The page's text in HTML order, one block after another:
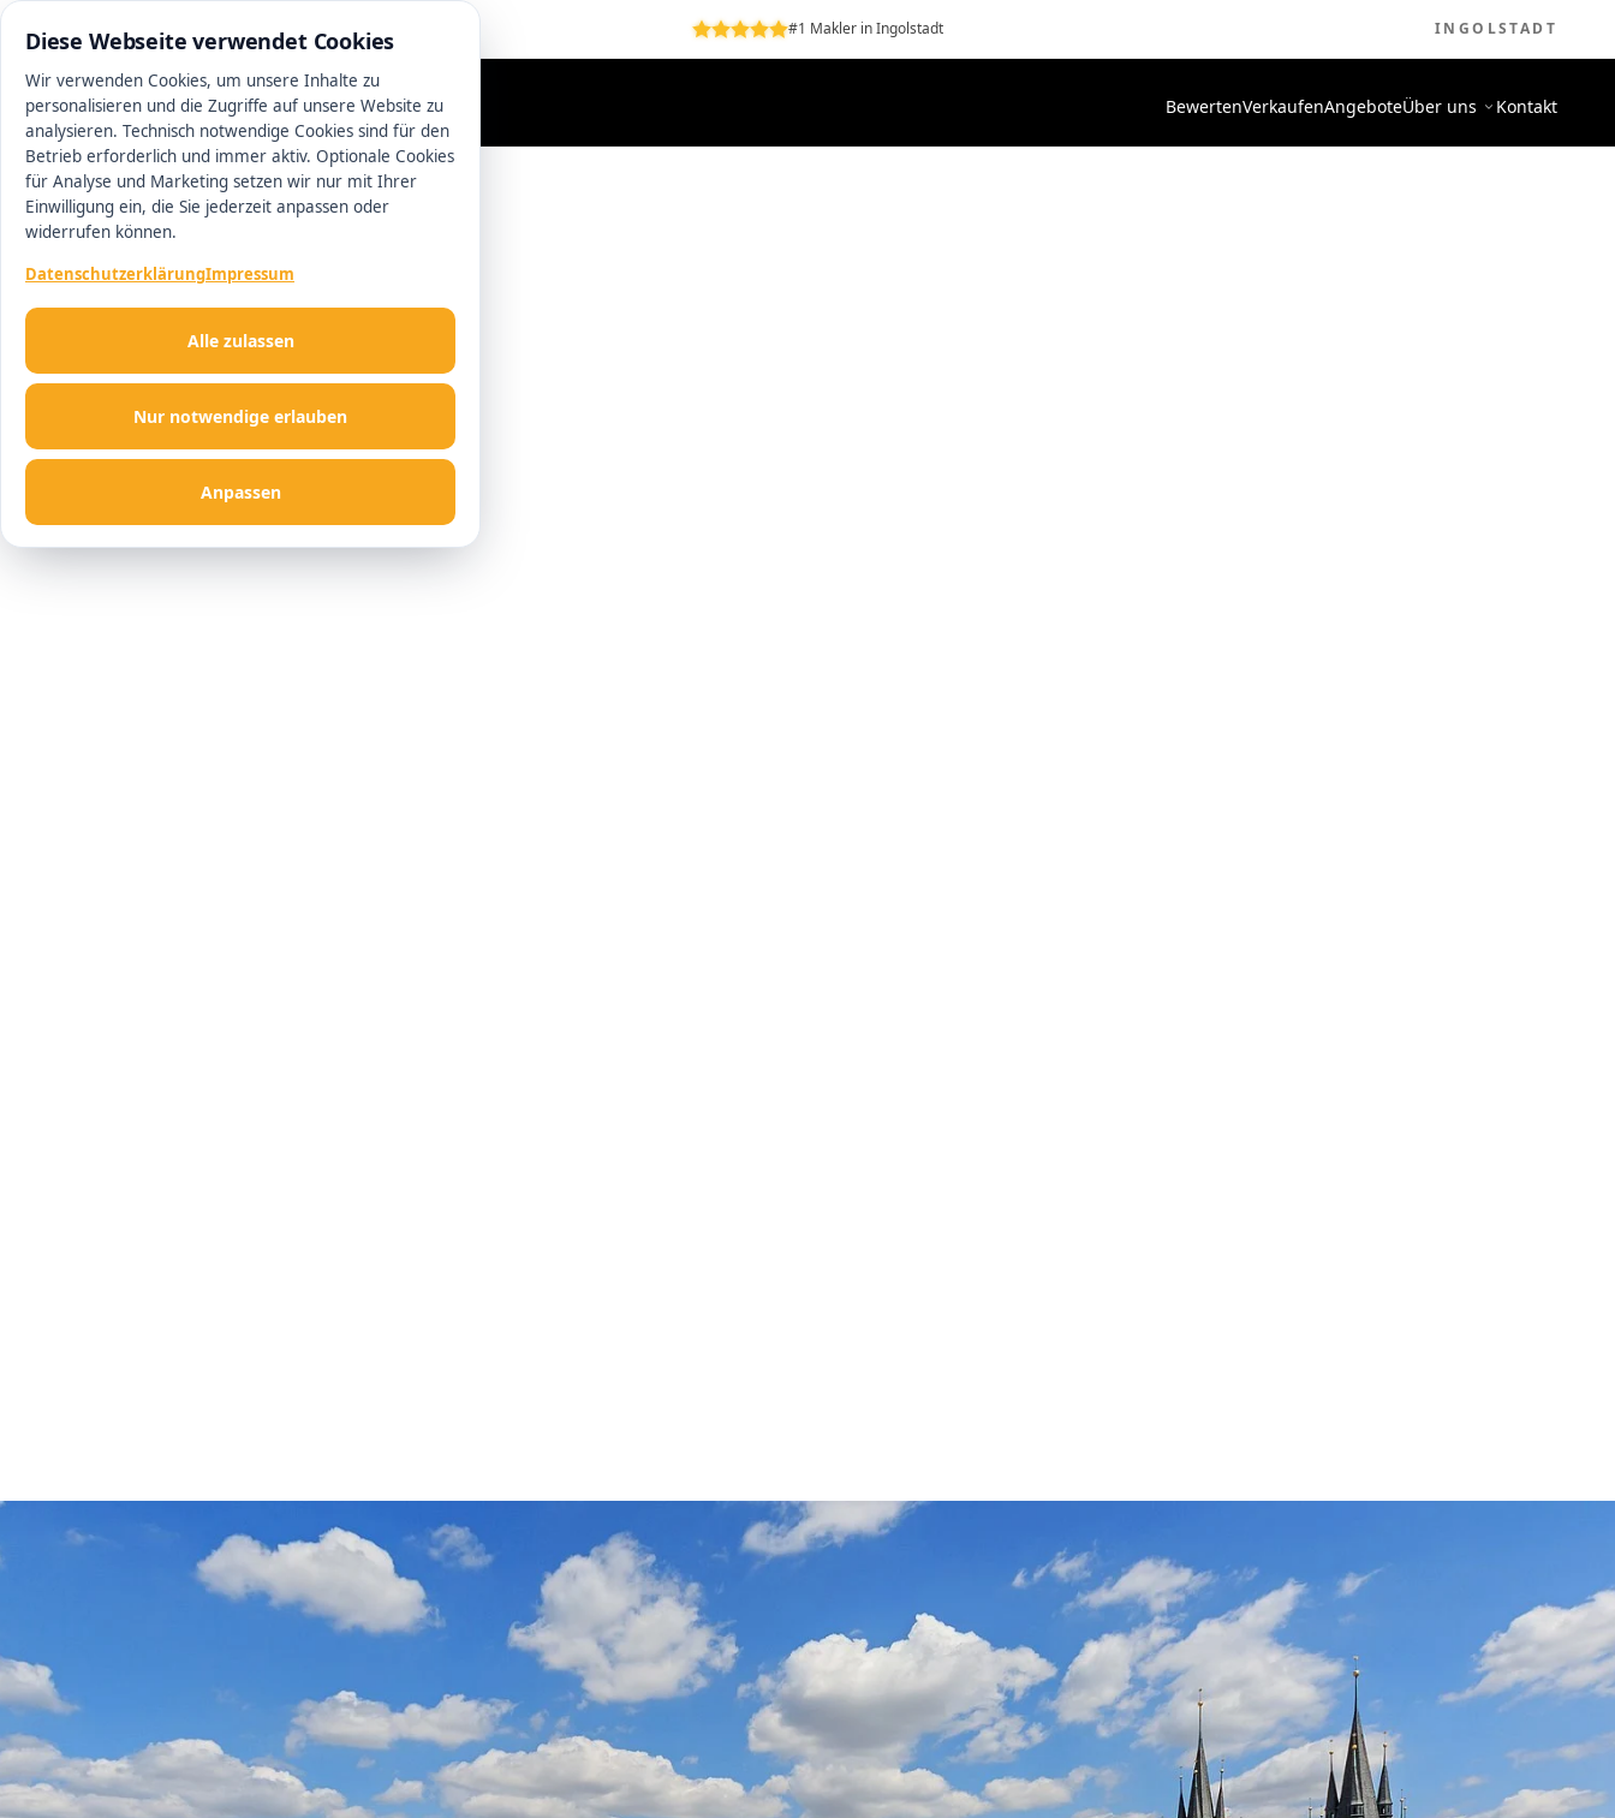
0511 13221100 #1 Makler in Ingolstadt INGOLSTADT
BewertenVerkaufenAngeboteÜber uns Kontakt
Diese Webseite verwendet Cookies
Wir verwenden Cookies, um unsere Inhalte zu
personalisieren und die Zugriffe auf unsere Website zu
analysieren. Technisch notwendige Cookies sind für den
Betrieb erforderlich und immer aktiv. Optionale Cookies
für Analyse und Marketing setzen wir nur mit Ihrer
Einwilligung ein, die Sie jederzeit anpassen oder
widerrufen können.
DatenschutzerklärungImpressum
Nur notwendige erlauben
Anpassen
Alle zulassen